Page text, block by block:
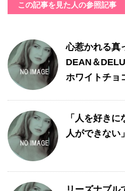
この記事を見た人の参照記事
心惹かれる真
DEAN＆
ホワイトチョ
「人を好き
人ができない」